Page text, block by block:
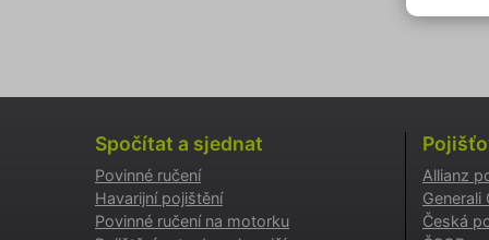
Spočítat a sjednat
Povinné ručení
Havarijní pojištění
Povinné ručení na motorku
Allianz
Generali
Česká